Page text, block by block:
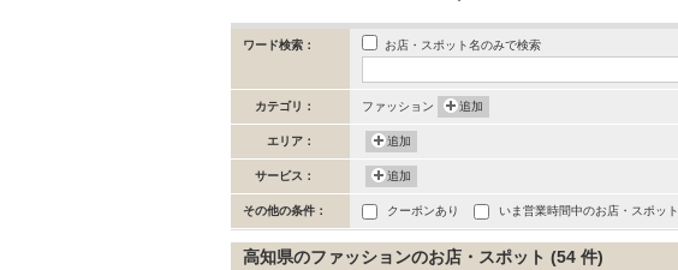
ワード検索： お店・スポット名のみで検索
カテゴリ： ファッション 追加
エリア： 追加
サービス： 追加
その他の条件： クーポンあり いま営業時間中のお店・スポット
高知県のファッションのお店・スポット (54 件)